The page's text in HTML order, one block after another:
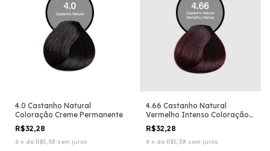
4.0 Castanho Natural
Coloração Creme Permanente
R$32,28
6 x de R$5,38 sem juros
4.66 Castanho Natural
Vermelho Intenso Coloração
Creme Permanente
R$32,28
6 x de R$5,38 sem juros